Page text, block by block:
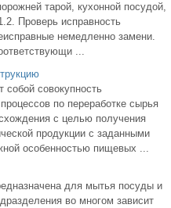
тарой, кухонной посудой,
Проверь исправность
немедленно замени.
...
собой совокупность
по переработке сырья
с целью получения
продукции с заданными
особенностью пищевых ...
для мытья посуды и
во многом зависит